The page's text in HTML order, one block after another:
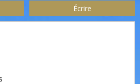
Écrire